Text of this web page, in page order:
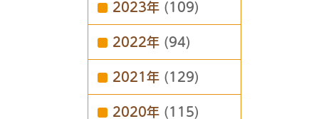
2023年 (109)
2022年 (94)
2021年 (129)
2020年 (115)